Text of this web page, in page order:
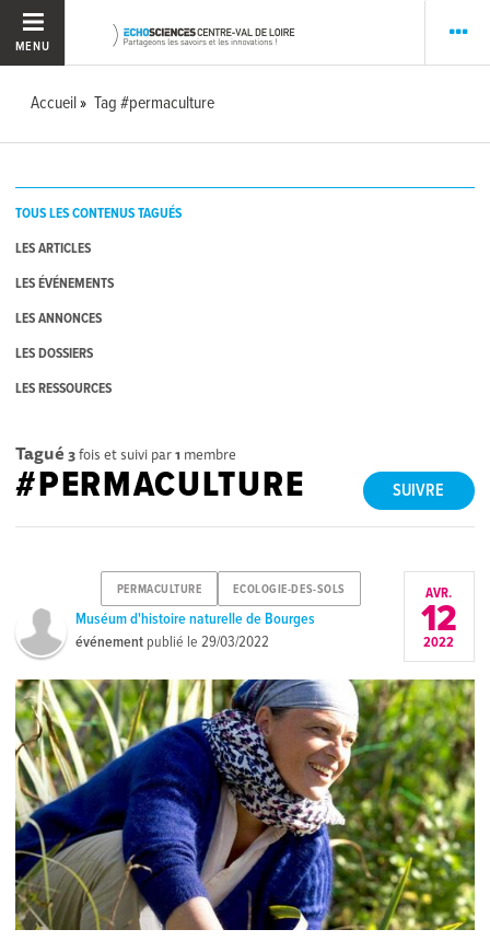
MENU
Accueil Tag #permaculture
TOUS LES CONTENUS TAGUÉS
LES ARTICLES
LES ÉVÉNEMENTS
LES ANNONCES
LES DOSSIERS
LES RESSOURCES
Tagué 3fois et suivi par1 membre
SUIVRE
#PERMACULTURE
PERMACULTURE ECOLOGIE-DES-SOLS
Muséum d'histoire naturelle de Bourges
événement publié le29/03/2022
AVR.
12
2022